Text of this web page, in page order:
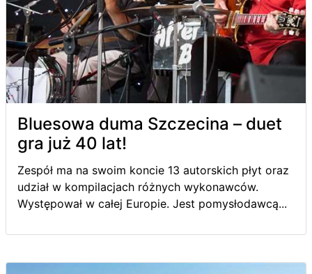
Bluesowa duma Szczecina – duet
gra już 40 lat!
Zespół ma na swoim koncie 13 autorskich płyt oraz
udział w kompilacjach różnych wykonawców.
Występował w całej Europie. Jest pomysłodawcą...